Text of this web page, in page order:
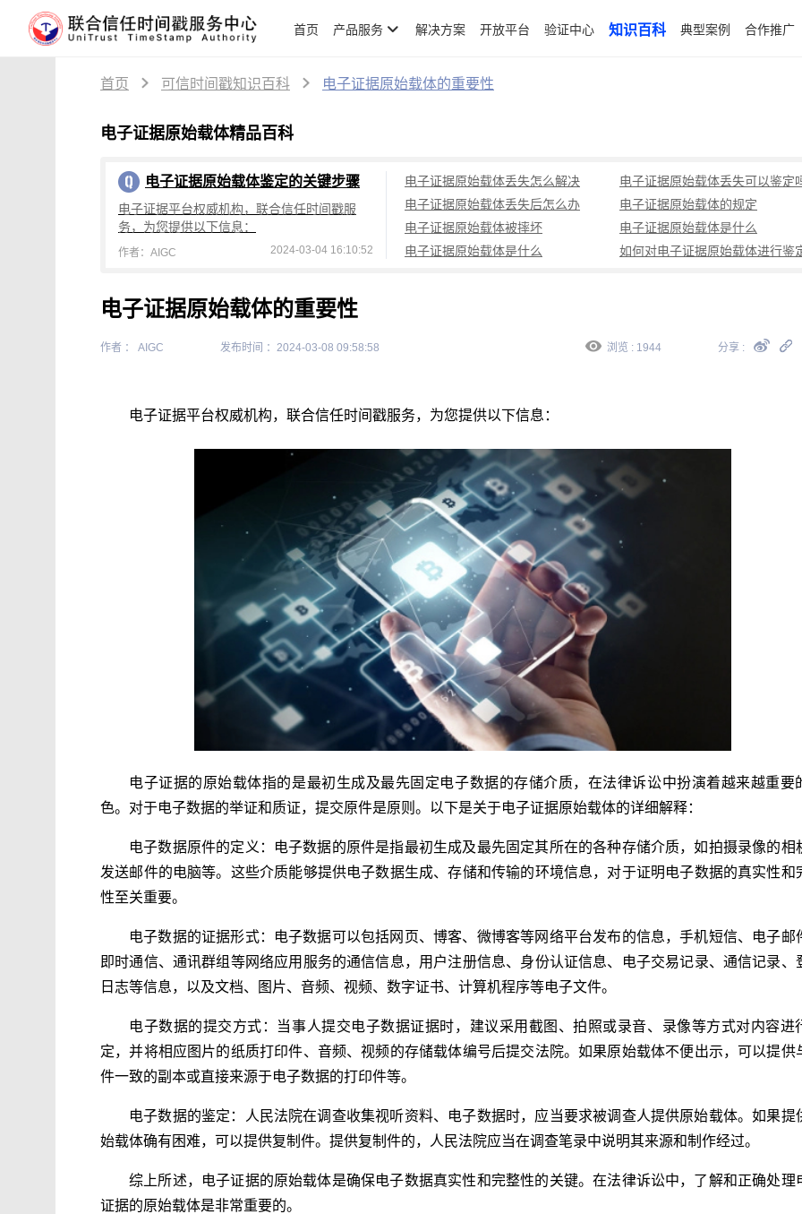
首页 产品服务 解决方案 开放平台 验证中心 知识百科 典型案例 合作推广
首页 可信时间戳知识百科 电子证据原始载体的重要性
电子证据原始载体精品百科
电子证据原始载体鉴定的关键步骤
电子证据平台权威机构，联合信任时间戳服
务，为您提供以下信息：
作者：AIGC 2024-03-04 16:10:52
电子证据原始载体丢失怎么解决
电子证据原始载体丢失可以鉴定
电子证据原始载体丢失后怎么办
电子证据原始载体的规定
电子证据原始载体被摔坏
电子证据原始载体是什么
电子证据原始载体是什么
如何对电子证据原始载体进行鉴
电子证据原始载体的重要性
作者 ： AIGC 发布时间 ：2024-03-08 09:58:58 浏览 : 1944 分享 :
电子证据平台权威机构，联合信任时间戳服务，为您提供以下信息：
电子证据的原始载体指的是最初生成及最先固定电子数据的存储介质，在法律诉讼中扮演着越来越重要
色。对于电子数据的举证和质证，提交原件是原则。以下是关于电子证据原始载体的详细解释：
电子数据原件的定义：电子数据的原件是指最初生成及最先固定其所在的各种存储介质，如拍摄录像的相
发送邮件的电脑等。这些介质能够提供电子数据生成、存储和传输的环境信息，对于证明电子数据的真实性和
性至关重要。
电子数据的证据形式：电子数据可以包括网页、博客、微博客等网络平台发布的信息，手机短信、电子邮
即时通信、通讯群组等网络应用服务的通信信息，用户注册信息、身份认证信息、电子交易记录、通信记录、
日志等信息，以及文档、图片、音频、视频、数字证书、计算机程序等电子文件。
电子数据的提交方式：当事人提交电子数据证据时，建议采用截图、拍照或录音、录像等方式对内容进
定，并将相应图片的纸质打印件、音频、视频的存储载体编号后提交法院。如果原始载体不便出示，可以提供
件一致的副本或直接来源于电子数据的打印件等。
电子数据的鉴定：人民法院在调查收集视听资料、电子数据时，应当要求被调查人提供原始载体。如果提
始载体确有困难，可以提供复制件。提供复制件的，人民法院应当在调查笔录中说明其来源和制作经过。
综上所述，电子证据的原始载体是确保电子数据真实性和完整性的关键。在法律诉讼中，了解和正确处理
证据的原始载体是非常重要的。